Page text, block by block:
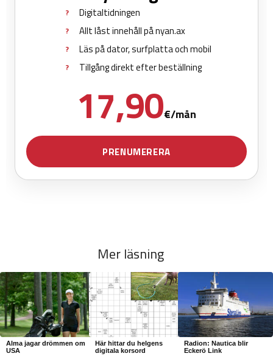
Mer läsning
Alma jagar drömmen om
USA
Här hittar du helgens
digitala korsord
Radion: Nautica blir
Eckerö Link